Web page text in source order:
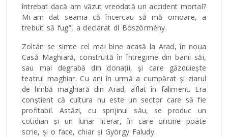
întrebat dacă am văzut vreodată un accident mortal?
Mi-am dat seama că încercau să mă omoare, a
trebuit să fug”, a declarat dl Böszörmény.
Zoltán se simte cel mai bine acasă la Arad, în noua
Casă Maghiară, construită în întregime din banii săi,
sau mai degrabă din donații, și care găzduiește
teatrul maghiar. Cu ani în urmă a cumpărat și ziarul
de limbă maghiară din Arad, aflat în faliment. Era
conștient că cultura nu este un sector care să fie
profitabil. Astăzi, cu sprijinul său, se produc un
cotidian și un lunar literar, în care oricine poate
scrie, și o face, chiar și György Faludy.